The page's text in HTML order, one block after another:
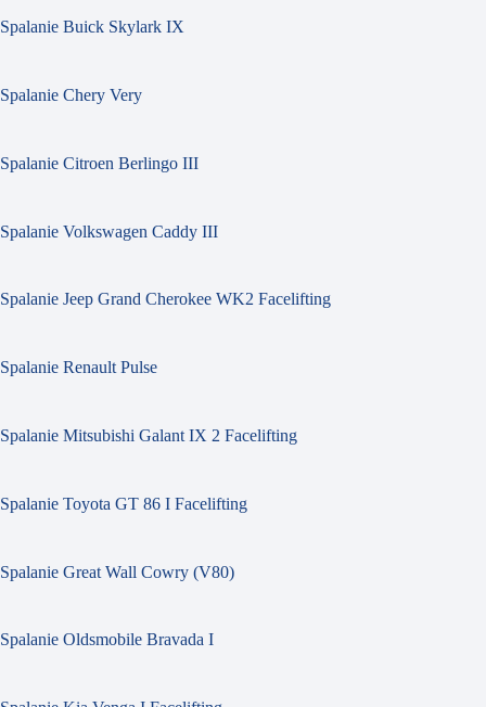
Spalanie Buick Skylark IX
Spalanie Chery Very
Spalanie Citroen Berlingo III
Spalanie Volkswagen Caddy III
Spalanie Jeep Grand Cherokee WK2 Facelifting
Spalanie Renault Pulse
Spalanie Mitsubishi Galant IX 2 Facelifting
Spalanie Toyota GT 86 I Facelifting
Spalanie Great Wall Cowry (V80)
Spalanie Oldsmobile Bravada I